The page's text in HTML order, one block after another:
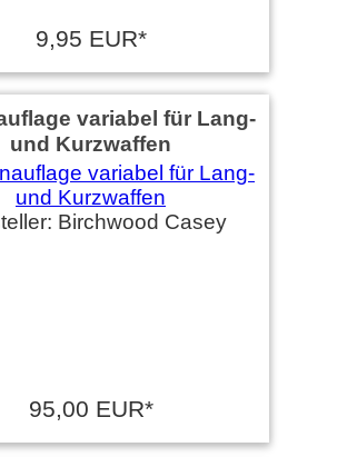
9,95 EUR*
variabel für Lang-
und Kurzwaffen
Birchwood Casey
95,00 EUR*